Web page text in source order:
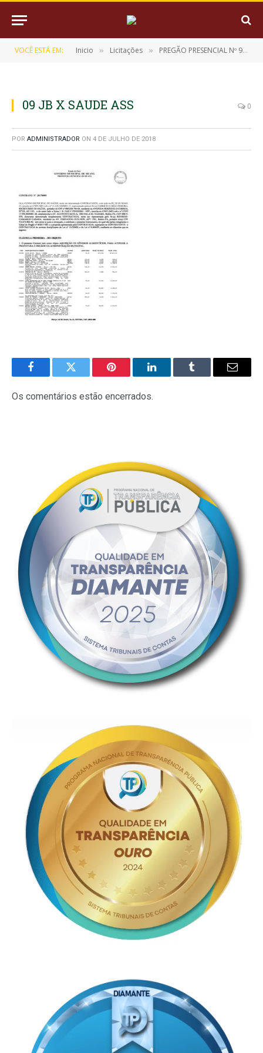
VOCÊ ESTÁ EM: Inicio » Licitações » PREGÃO PRESENCIAL Nº 9/2017-001
09 JB X SAUDE ASS 0
POR ADMINISTRADOR ON 4 DE JULHO DE 2018
FacebookTwitter Pinterest LinkedInTumblr
E-
Os comentários estão encerrados.